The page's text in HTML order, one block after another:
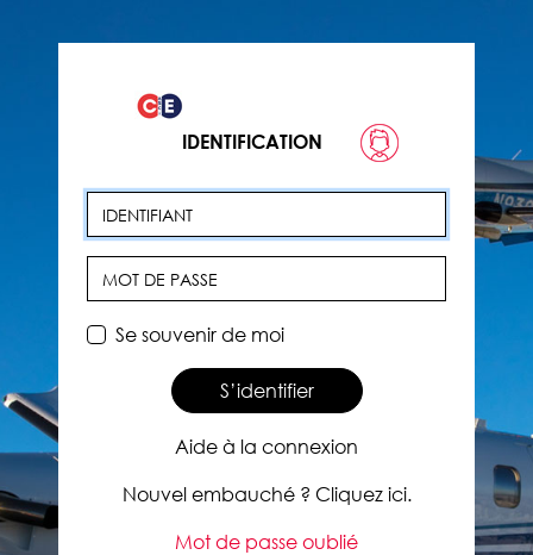
IDENTIFICATION
Identifiant
Se souvenir de moi
S’identifier
Aide à la connexion
Nouvel embauché ? Cliquez ici.
Mot de passe oublié